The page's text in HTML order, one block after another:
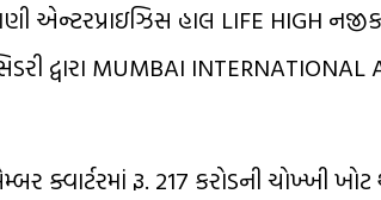
એન્ટરપ્રાઇઝિસ હાલ LIFE HIGH
દ્વારા MUMBAI INTERNATIONAL
ક્વાર્ટરમાં રૂ. 217 કરોડની ચોખ્ખી